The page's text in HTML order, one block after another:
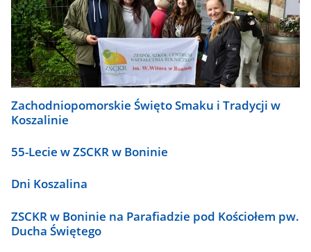
Zachodniopomorskie Święto Smaku i Tradycji w
Koszalinie
55-Lecie w ZSCKR w Boninie
Dni Koszalina
ZSCKR w Boninie na Parafiadzie pod Kościołem pw.
Ducha Świętego